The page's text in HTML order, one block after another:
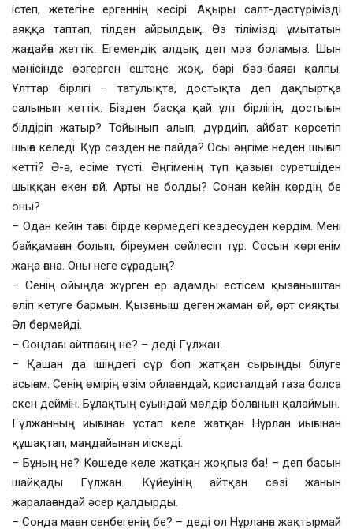
істеп, жетегіне ергеннің кесірі. Ақыры салт-дәстүрімізді
аяққа таптап, тілден айрылдық. Өз тілімізді ұмытатын
жағдайға жеттік. Егемендік алдық деп мәз боламыз. Шын
мәнісінде өзгерген ештеңе жоқ, бәрі бәз-баяғы қалпы.
Ұлттар бірлігі – татулықта, достықта деп дақпыртқа
салынып кеттік. Бізден басқа қай ұлт бірлігін, достығын
білдіріп жатыр? Тойынып алып, дүрдиіп, айбат көрсетіп
шыға келеді. Құр сөзден не пайда? Осы әңгіме неден шығып
кетті? Ә-ә, есіме түсті. Әңгіменің түп қазығы суретшіден
шыққан екен ғой. Арты не болды? Сонан кейін көрдің бе
оны?
– Одан кейін тағы бірде көрмедегі кездесуден көрдім. Мені
байқамаған болып, біреумен сөйлесіп тұр. Сосын көргенім
жаңа ғана. Оны неге сұрадың?
– Сенің ойыңда жүрген ер адамды естісем қызғаныштан
өліп кетуге бармын. Қызғаныш деген жаман ғой, өрт сияқты.
Әл бермейді.
– Сондағы айтпағың не? – деді Гүлжан.
– Қашан да ішіңдегі сүр боп жатқан сырыңды білуге
асығам. Сенің өмірің өзім ойлағандай, кристалдай таза болса
екен деймін. Бұлақтың суындай мөлдір болғанын қалаймын.
Гүлжанның иығынан ұстап келе жатқан Нұрлан иығынан
құшақтап, маңдайынан иіскеді.
– Бұның не? Көшеде келе жатқан жоқпыз ба! – деп басын
шайқады Гүлжан. Күйеуінің айтқан сөзі жанын
жаралағандай әсер қалдырды.
– Сонда маған сенбегенің бе? – деді ол Нұрланға жақтырмай